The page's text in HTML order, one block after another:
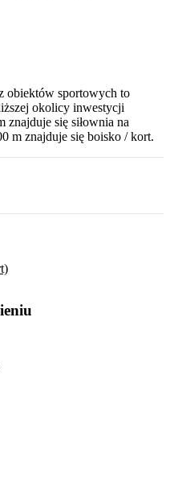
obiektów sportowych to
okolicy inwestycji
znajduje się siłownia na
m znajduje się boisko / kort.